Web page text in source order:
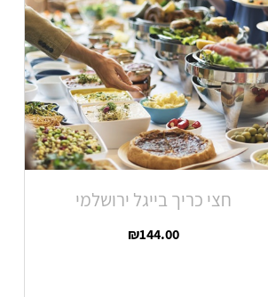
חצי כריך בייגל ירושלמי
₪144.00